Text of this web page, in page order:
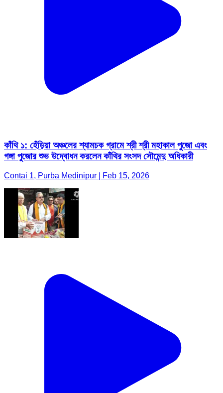
কাঁথি ১: হেঁড়িয়া অঞ্চলের শ্যামচক গ্রামে শ্রী শ্রী মহাকাল পুজো এবং
গঙ্গা পুজোর শুভ উদ্বোধন করলেন কাঁথির সংসদ সৌমেন্দু অধিকারী
Contai 1, Purba Medinipur | Feb 15, 2026